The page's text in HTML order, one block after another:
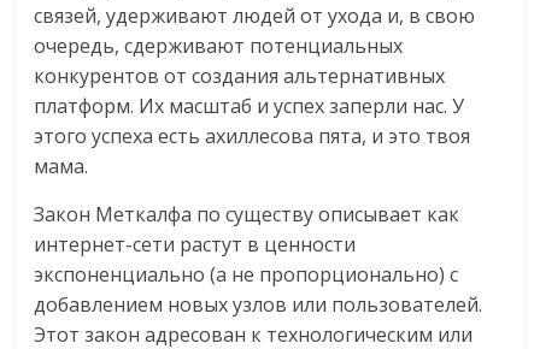
Commerce,
ритейле,
логистике,
технологиях,
соцсетях.
Нам
важно,
как
знать
как
Сеть
связей, удерживают людей от ухода и, в свою
очередь, сдерживают потенциальных
конкурентов от создания альтернативных
платформ. Их масштаб и успех заперли нас. У
этого успеха есть ахиллесова пята, и это твоя
мама.
Закон Меткалфа по существу описывает как
интернет-сети растут в ценности
экспоненциально (а не пропорционально) с
добавлением новых узлов или пользователей.
Этот закон адресован к технологическим или